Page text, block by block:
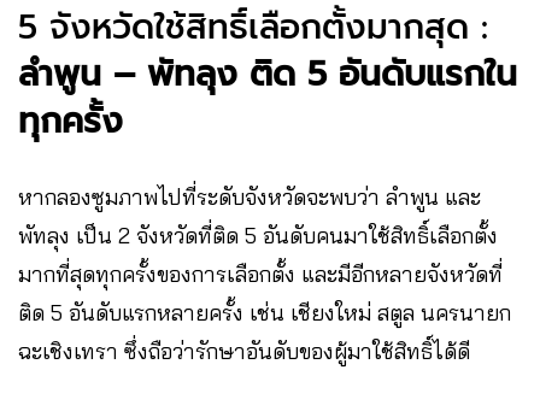
5 จังหวัดใช้สิทธิ์เลือกตั้งมากสุด :
ลำพูน – พัทลุง ติด 5 อันดับแรกใน
ทุกครั้ง
หากลองซูมภาพไปที่ระดับจังหวัดจะพบว่า ลำพูน และ
พัทลุง เป็น 2 จังหวัดที่ติด 5 อันดับคนมาใช้สิทธิ์เลือกตั้ง
มากที่สุดทุกครั้งของการเลือกตั้ง และมีอีกหลายจังหวัดที่
ติด 5 อันดับแรกหลายครั้ง เช่น เชียงใหม่ สตูล นครนายก
ฉะเชิงเทรา ซึ่งถือว่ารักษาอันดับของผู้มาใช้สิทธิ์ได้ดี